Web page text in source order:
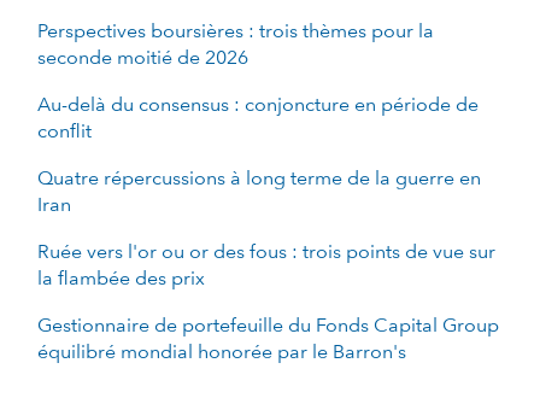
Perspectives boursières : trois thèmes pour la
seconde moitié de 2026
Au-delà du consensus : conjoncture en période de
conflit
Quatre répercussions à long terme de la guerre en
Iran
Ruée vers l'or ou or des fous : trois points de vue sur
la flambée des prix
Gestionnaire de portefeuille du Fonds Capital Group
équilibré mondial honorée par le Barron's